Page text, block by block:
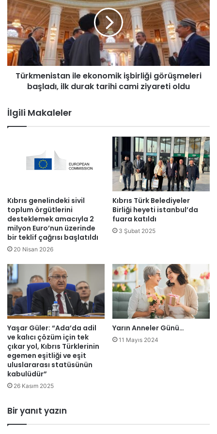
b
a
ş
k
a
n
r
o
ı
"
ü
l
k
s
i
n
i
ç
i
ş
l
e
i
e
r
k
m
e
n
i
s
l
e
i
k
i
ş
b
i
l
i
ğ
ö
r
ü
ş
m
e
e
Türkmenistan ile ekonomik işbirliği görüşmeleri
başladı, ilk durak tarihi cami ziyareti oldu
İlgili Makaleler
Kıbrıs genelindeki sivil
toplum örgütlerini
desteklemek amacıyla 2
milyon Euro’nun üzerinde
bir teklif çağrısı başlatıldı
20 Nisan 2026
Kıbrıs Türk Belediyeler
Birliği heyeti istanbul’da
fuara katıldı
3 Şubat 2025
Yaşar Güler: “Ada’da adil
ve kalıcı çözüm için tek
çıkar yol, Kıbrıs Türklerinin
egemen eşitliği ve eşit
uluslararası statüsünün
kabulüdür”
26 Kasım 2025
Yarın Anneler Günü…
11 Mayıs 2024
Bir yanıt yazın